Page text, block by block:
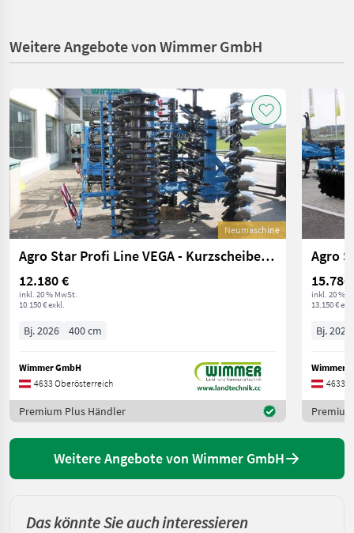
Weitere Angebote von Wimmer GmbH
Neumaschine
Agro Star Profi Line VEGA - Kurzscheibenegge 4m
12.180 €
inkl. 20 % MwSt.
10.150 € exkl.
Bj. 2026 400 cm
Wimmer GmbH
4633 Oberösterreich
Premium Plus Händler
15.780
inkl. 20 %
13.150 €
Bj. 2026
Wimmer
4633
Weitere Angebote von Wimmer GmbH
Das könnte Sie auch interessieren